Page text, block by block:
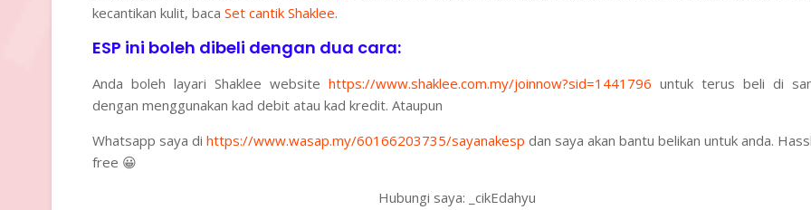
kecantikan kulit, baca Set cantik Shaklee.
ESP ini boleh dibeli dengan dua cara:
Anda boleh layari Shaklee website https://www.shaklee.com.my/joinnow?sid=1441796 untuk terus beli di
dengan menggunakan kad debit atau kad kredit. Ataupun
Whatsapp saya di https://www.wasap.my/60166203735/sayanakesp dan saya akan bantu belikan untuk anda.
free 😀
Hubungi saya: _cikEdahyu